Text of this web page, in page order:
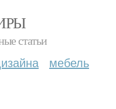
статьи
мебель